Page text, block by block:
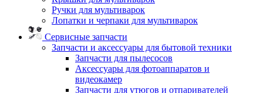
Ручки для мультиварок
Лопатки и черпаки для мультиварок
Сервисные запчасти
Запчасти и аксессуары для бытовой техники
Запчасти для пылесосов
Аксессуары для фотоаппаратов и
видеокамер
Запчасти для утюгов и отпаривателей